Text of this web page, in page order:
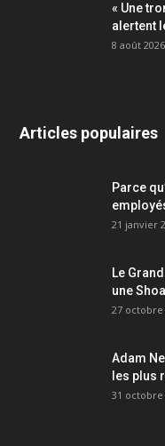
« Une
alertent
8 août 2026
Articles populaires
Parce
21 janvier
Le
une
27 octobre
Adam
les plus
31 octobre